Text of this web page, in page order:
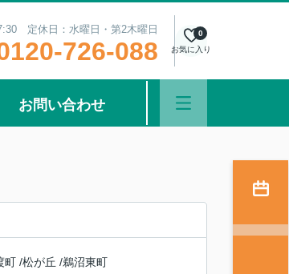
定休日：水曜日・第2木曜日
726-088 お気に入り
0
お問い合わせ
町 /松が丘 /鵜沼東町